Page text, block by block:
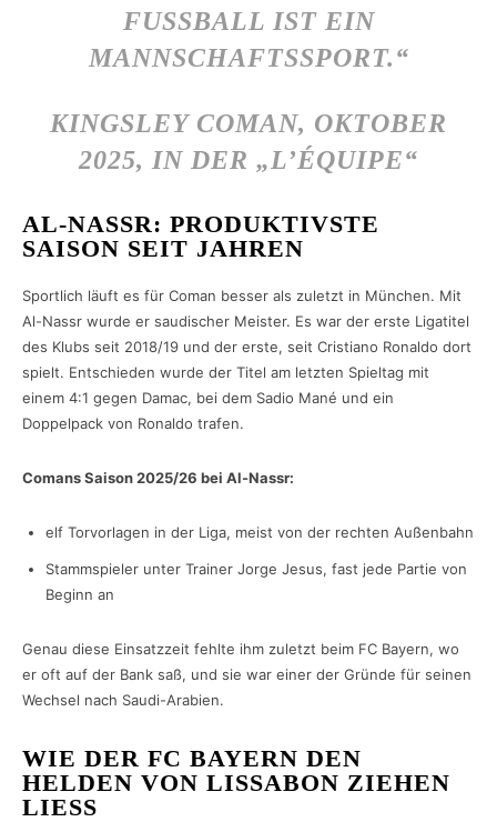
FUSSBALL IST EIN M
ANNSCHAFTSSPORT.“
KINGSLEY COMAN, OKTOBER
2025, IN DER „L’ÉQUIPE“
AL-NASSR: PRODUKTIVSTE
SAISON SEIT JAHREN
Sportlich läuft es für Coman besser als zuletzt in München. Mit
Al-Nassr wurde er saudischer Meister. Es war der erste Ligatitel
des Klubs seit 2018/19 und der erste, seit Cristiano Ronaldo dort
spielt. Entschieden wurde der Titel am letzten Spieltag mit
einem 4:1 gegen Damac, bei dem Sadio Mané und ein
Doppelpack von Ronaldo trafen.
Comans Saison 2025/26 bei Al-Nassr:
elf Torvorlagen in der Liga, meist von der rechten Außenbahn
Stammspieler unter Trainer Jorge Jesus, fast jede Partie von
Beginn an
Genau diese Einsatzzeit fehlte ihm zuletzt beim FC Bayern, wo
er oft auf der Bank saß, und sie war einer der Gründe für seinen
Wechsel nach Saudi-Arabien.
WIE DER FC BAYERN DEN
HELDEN VON LISSABON ZIEHEN
LIESS